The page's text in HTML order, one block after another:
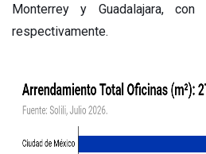
Monterrey y Guadalajara,
respectivamente.